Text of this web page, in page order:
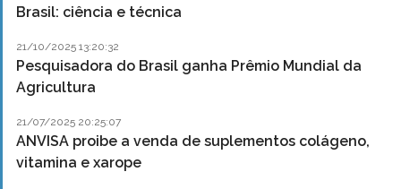
Brasil: ciência e técnica
21/10/2025 13:20:32
Pesquisadora do Brasil ganha Prêmio Mundial da
Agricultura
21/07/2025 20:25:07
ANVISA proibe a venda de suplementos colágeno,
vitamina e xarope